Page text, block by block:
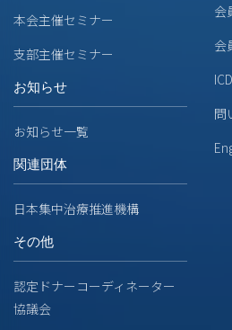
本会主催セミナー
支部主催セミナー
お知らせ
お知らせ一覧
関連団体
日本集中治療推進機構
その他
認定ドナーコーディネーター
協議会
会
会
問